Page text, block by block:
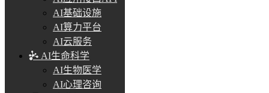
AI基础设施
AI算力平台
AI云服务
AI生命科学
AI生物医学
AI心理咨询